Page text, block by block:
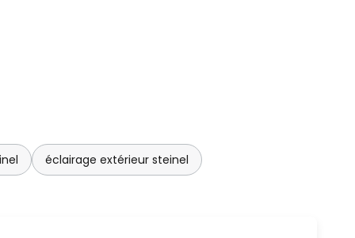
éclairage extérieur steinel